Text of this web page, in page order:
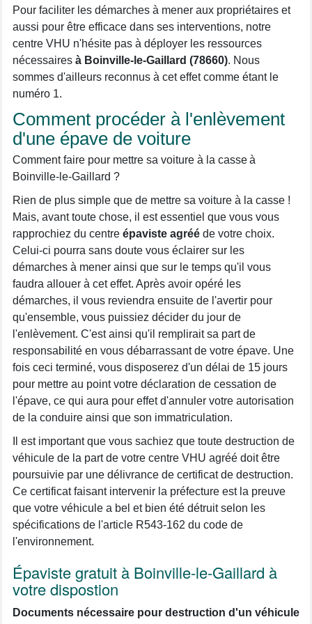
Pour faciliter les démarches à mener aux propriétaires et
aussi pour être efficace dans ses interventions, notre
centre VHU n'hésite pas à déployer les ressources
nécessaires à Boinville-le-Gaillard (78660). Nous
sommes d'ailleurs reconnus à cet effet comme étant le
numéro 1.
Comment procéder à l'enlèvement
d'une épave de voiture
Comment faire pour mettre sa voiture à la casse à
Boinville-le-Gaillard ?
Rien de plus simple que de mettre sa voiture à la casse !
Mais, avant toute chose, il est essentiel que vous vous
rapprochiez du centre épaviste agréé de votre choix.
Celui-ci pourra sans doute vous éclairer sur les
démarches à mener ainsi que sur le temps qu'il vous
faudra allouer à cet effet. Après avoir opéré les
démarches, il vous reviendra ensuite de l'avertir pour
qu'ensemble, vous puissiez décider du jour de
l'enlèvement. C'est ainsi qu'il remplirait sa part de
responsabilité en vous débarrassant de votre épave. Une
fois ceci terminé, vous disposerez d'un délai de 15 jours
pour mettre au point votre déclaration de cessation de
l'épave, ce qui aura pour effet d'annuler votre autorisation
de la conduire ainsi que son immatriculation.
Il est important que vous sachiez que toute destruction de
véhicule de la part de votre centre VHU agréé doit être
poursuivie par une délivrance de certificat de destruction.
Ce certificat faisant intervenir la préfecture est la preuve
que votre véhicule a bel et bien été détruit selon les
spécifications de l'article R543-162 du code de
l'environnement.
Épaviste gratuit à Boinville-le-Gaillard à
votre dispostion
Documents nécessaire pour destruction d'un véhicule